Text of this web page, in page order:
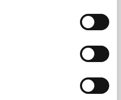
SupraBazar